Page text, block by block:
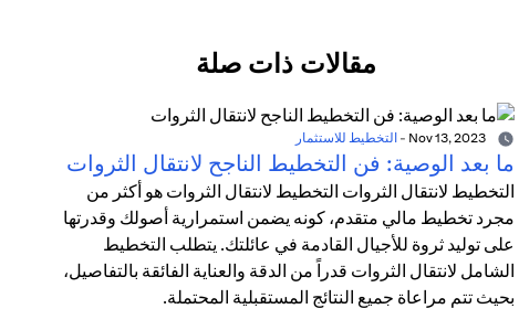
مقالات ذات صلة
- التخطيط للاستثمار
ما بعد الوصية: فن التخطيط الناجح لانتقال الثروات
التخطيط لانتقال الثروات التخطيط لانتقال الثروات هو أكثر من
مجرد تخطيط مالي متقدم، كونه يضمن استمرارية أصولك وقدرتها
على توليد ثروة للأجيال القادمة في عائلتك. يتطلب التخطيط
الشامل لانتقال الثروات قدراً من الدقة والعناية الفائقة بالتفاصيل،
بحيث تتم مراعاة جميع النتائج المستقبلية المحتملة.